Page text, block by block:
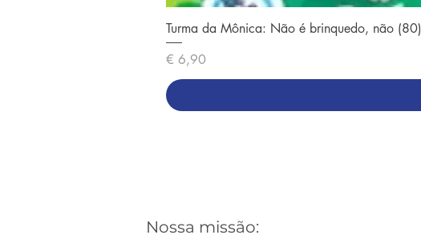
Turma da Mônica: Não é brinquedo, não (80)
Preço
€ 6,90
Nossa missão: